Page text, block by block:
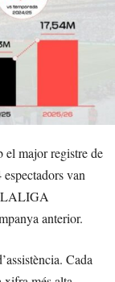
major registre de
van
LALIGA
anterior.
Cada